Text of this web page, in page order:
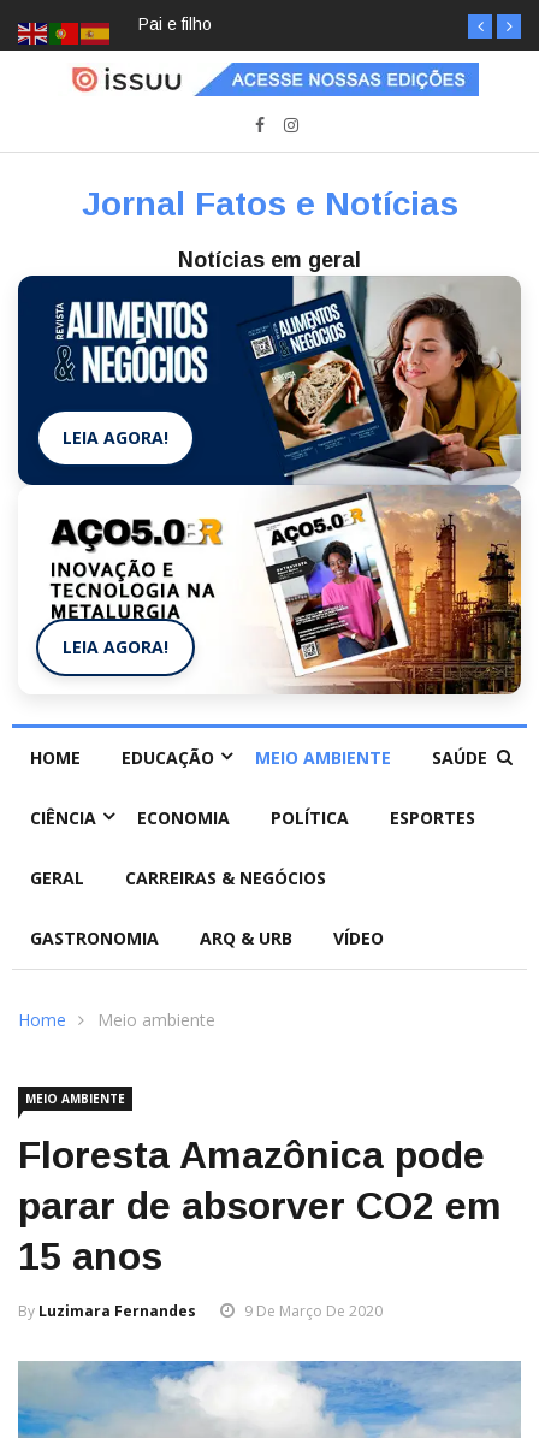
Pai e filho
Jornal Fatos e Notícias
Notícias em geral
LEIA AGORA!
LEIA AGORA!
HOME EDUCAÇÃO MEIO AMBIENTE SAÚDE
CIÊNCIA ECONOMIA POLÍTICA ESPORTES
GERAL CARREIRAS & NEGÓCIOS
GASTRONOMIA ARQ & URB VÍDEO
Home Meio ambiente
MEIO AMBIENTE
Floresta Amazônica pode
parar de absorver CO2 em
15 anos
By Luzimara Fernandes 9 De Março De 2020